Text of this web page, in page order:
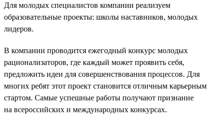
Для молодых специалистов компании реализуем
образовательные проекты: школы наставников, молодых
лидеров.
В компании проводится ежегодный конкурс молодых
рационализаторов, где каждый может проявить себя,
предложить идеи для совершенствования процессов. Для
многих ребят этот проект становится отличным карьерным
стартом. Самые успешные работы получают признание
на всероссийских и международных конкурсах.